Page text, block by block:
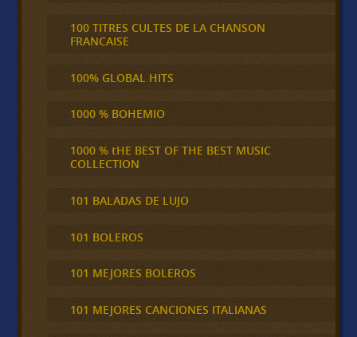
100 TITRES CULTES DE LA CHANSON
FRANCAISE
100% GLOBAL HITS
1000 % BOHEMIO
1000 % tHE BEST OF THE BEST MUSIC
COLLECTION
101 BALADAS DE LUJO
101 BOLEROS
101 MEJORES BOLEROS
101 MEJORES CANCIONES ITALIANAS